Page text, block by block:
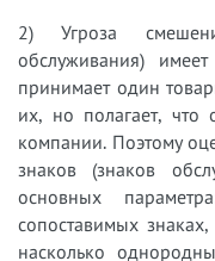
2) Угроза
обслуживания)
принимает один
их, но полагает,
компании. Поэтому
знаков (знаков
основных
сопоставимых
насколько